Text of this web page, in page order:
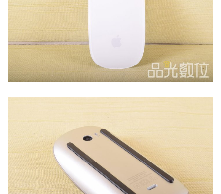
全新/二手APPLE系列平板電腦
全新/二手APPLE WATCH手錶
全新/二手APPLE系列週邊配件
全新/二手Android系列手機
全新/二手Android系列平板電腦
Macbook系列、IMac、Mac mini
全新&二手筆電 $15001以上
全新&二手筆電 $5001~$15000